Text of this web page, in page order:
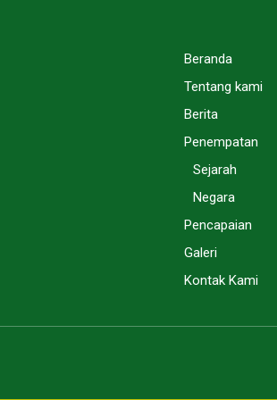
Beranda
Tentang kami
Berita
Penempatan
Sejarah
Negara
Pencapaian
Galeri
Kontak Kami